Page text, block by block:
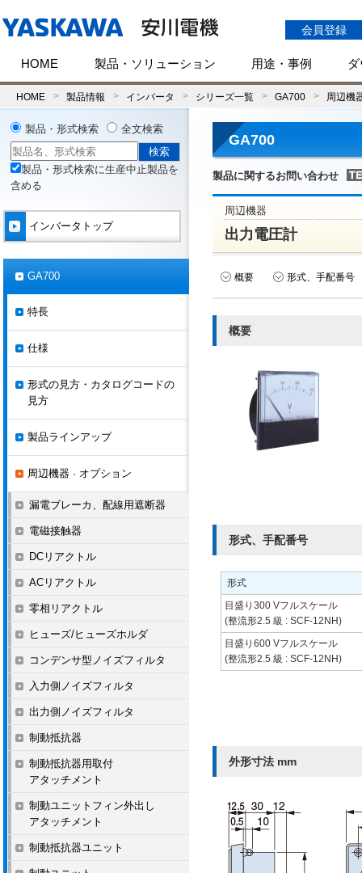
会員登録
HOME 製品・ソリューション 用途・事例
HOME 製品情報 インバータ シリーズ一覧 GA700 周辺機
GA700
製品に関するお問い合わせ
周辺機器
出力電圧計
概要 形式、手配番号
概要
形式、手配番号
形式
目盛り300 Vフルスケール
(整流形2.5 級 : SCF-12NH)
目盛り600 Vフルスケール
(整流形2.5 級 : SCF-12NH)
外形寸法 mm
製品・形式検索 全文検索
製品・形式検索に生産中止製品を
含める
インバータトップ
GA700
特長
仕様
形式の見方・カタログコードの
見方
製品ラインアップ
周辺機器 · オプション
漏電ブレーカ、配線用遮断器
電磁接触器
DCリアクトル
ACリアクトル
零相リアクトル
ヒューズ/ヒューズホルダ
コンデンサ型ノイズフィルタ
入力側ノイズフィルタ
出力側ノイズフィルタ
制動抵抗器
制動抵抗器用取付
アタッチメント
制動ユニットフィン外出し
アタッチメント
制動抵抗器ユニット